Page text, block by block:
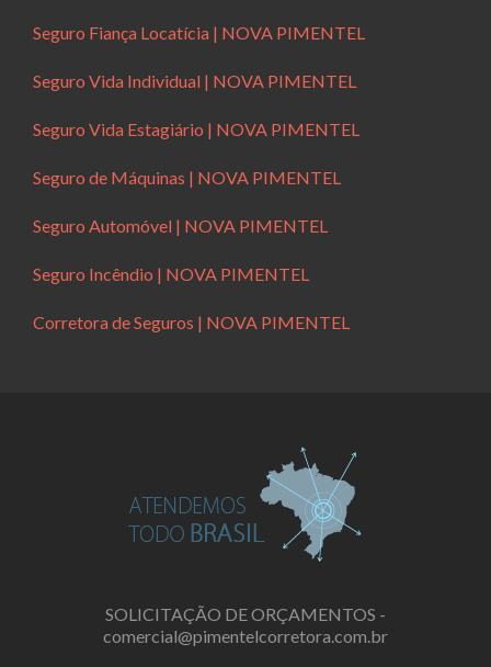
Seguro Fiança Locatícia | NOVA PIMENTEL
Seguro Vida Individual | NOVA PIMENTEL
Seguro Vida Estagiário | NOVA PIMENTEL
Seguro de Máquinas | NOVA PIMENTEL
Seguro Automóvel | NOVA PIMENTEL
Seguro Incêndio | NOVA PIMENTEL
Corretora de Seguros | NOVA PIMENTEL
SOLICITAÇÃO DE ORÇAMENTOS -
comercial@pimentelcorretora.com.br